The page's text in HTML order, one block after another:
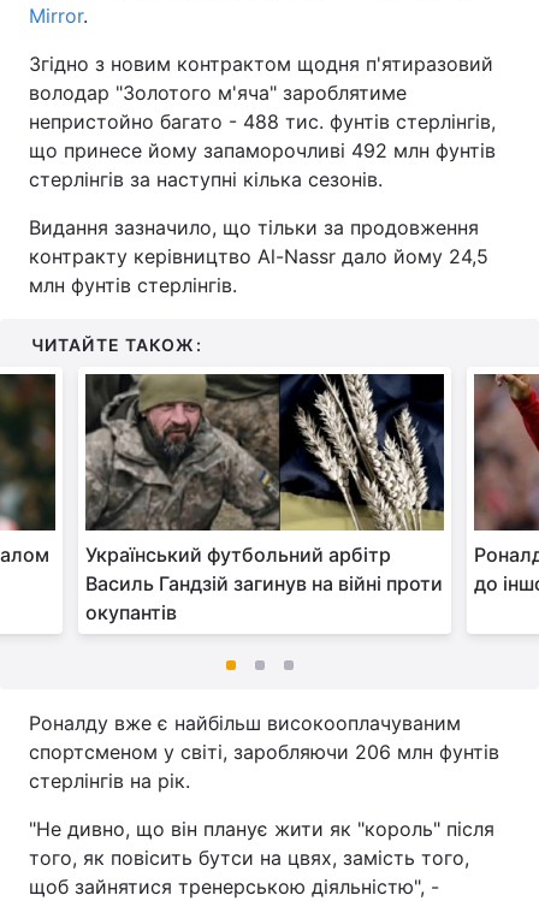
Mirror.
Згідно з новим контрактом щодня п'ятиразовий
володар "Золотого м'яча" зароблятиме
непристойно багато - 488 тис. фунтів стерлінгів,
що принесе йому запаморочливі 492 млн фунтів
стерлінгів за наступні кілька сезонів.
Видання зазначило, що тільки за продовження
контракту керівництво Al-Nassr дало йому 24,5
млн фунтів стерлінгів.
ЧИТАЙТЕ ТАКОЖ:
Український футбольний арбітр
Василь Гандзій загинув на війні проти
окупантів
до
Роналду вже є найбільш високооплачуваним
спортсменом у світі, заробляючи 206 млн фунтів
стерлінгів на рік.
"Не дивно, що він планує жити як "король" після
того, як повісить бутси на цвях, замість того,
щоб зайнятися тренерською діяльністю", -